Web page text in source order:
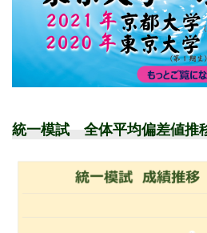
統一模試 全体平均偏差値推